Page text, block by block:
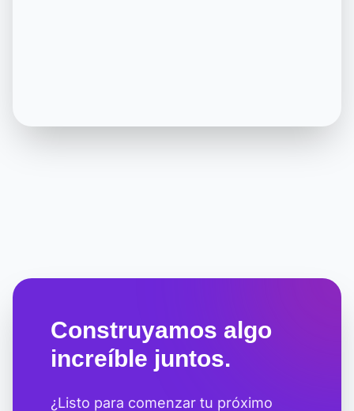
Construyamos algo
increíble juntos.
¿Listo para comenzar tu próximo